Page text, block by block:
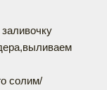
солим/